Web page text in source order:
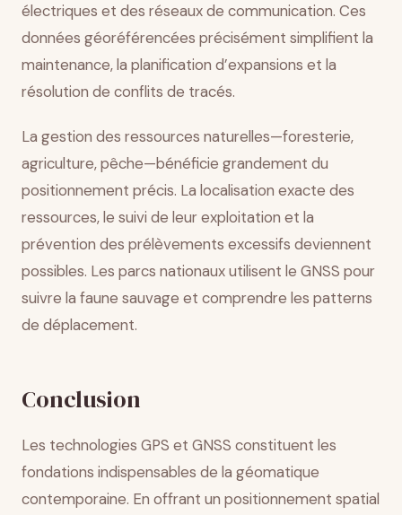
électriques et des réseaux de communication. Ces
données géoréférencées précisément simplifient la
maintenance, la planification d’expansions et la
résolution de conflits de tracés.
La gestion des ressources naturelles—foresterie,
agriculture, pêche—bénéficie grandement du
positionnement précis. La localisation exacte des
ressources, le suivi de leur exploitation et la
prévention des prélèvements excessifs deviennent
possibles. Les parcs nationaux utilisent le GNSS pour
suivre la faune sauvage et comprendre les patterns
de déplacement.
Conclusion
Les technologies GPS et GNSS constituent les
fondations indispensables de la géomatique
contemporaine. En offrant un positionnement spatial